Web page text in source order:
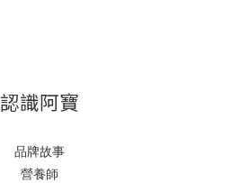
認識阿寶
品牌故事
營養師